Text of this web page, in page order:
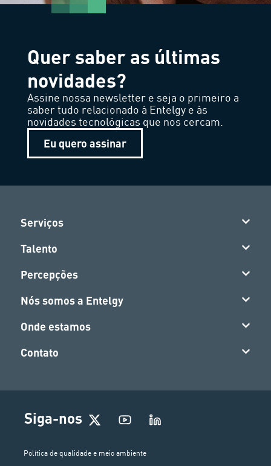
Quer saber as últimas
novidades?
Assine nossa newsletter e seja o primeiro a
saber tudo relacionado à Entelgy e às
novidades tecnológicas que nos cercam.
Eu quero assinar
Serviços
Talento
Percepções
Nós somos a Entelgy
Onde estamos
Contato
Siga-nos
Política de qualidade e meio ambiente